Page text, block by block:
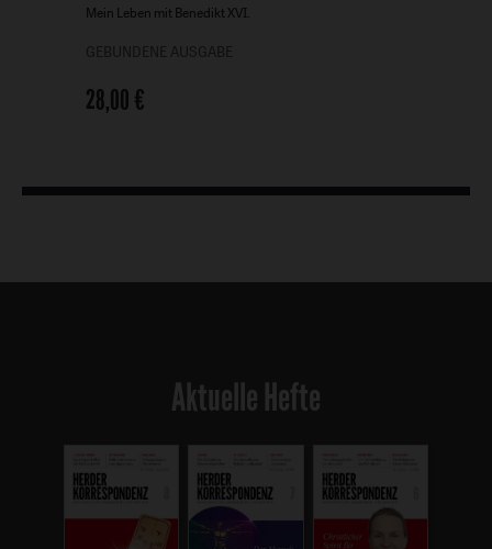
-Mein Leben mit Benedikt XVI.
28,00 €
Aktuelle Hefte